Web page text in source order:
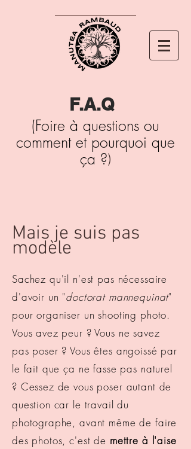
F.A.Q
(Foire à questions ou
comment et pourquoi que
ça ?)
Mais je suis pas
modèle
Sachez qu'il n'est pas nécessaire
d'avoir un "doctorat mannequinat"
pour organiser un shooting photo.
Vous avez peur ? Vous ne savez
pas poser ? Vous êtes angoissé par
le fait que ça ne fasse pas naturel
? Cessez de vous poser autant de
question car le travail du
photographe, avant même de faire
des photos, c'est de mettre à l'aise